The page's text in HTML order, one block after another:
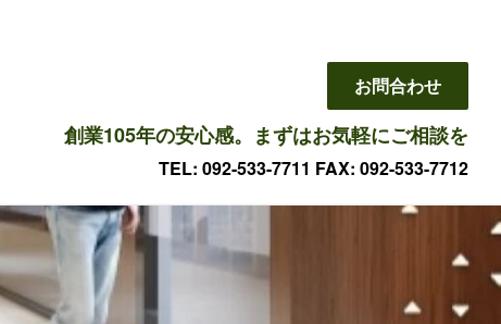
お問合わせ
創業105年の安心感。まずはお気軽にご相談を
TEL: 092-533-7711 FAX: 092-533-7712